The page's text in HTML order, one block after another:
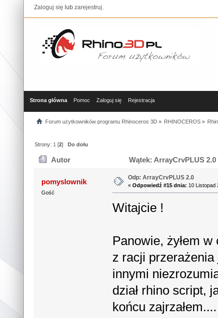
Zaloguj się lub zarejestruj.
Strona główna Pomoc Zaloguj się Rejestracja
Forum użytkowników programu Rhinoceros 3D» RHINOCEROS»
Strony: 1 [2]Do dołu
Autor Wątek: ArrayCrvPLUS
pomyslownik
Gość
Odp: ArrayCrvPLUS 2.0
«Odpowiedź #15 dnia: 10 Listopad
Witajcie !
Panowie, żyłem
z racji
innymi
dział rhino script,
końcu zajrzałem....